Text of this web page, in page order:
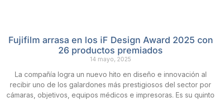
Fujifilm arrasa en los iF Design Award 2025 con
26 productos premiados
14 mayo, 2025
La compañía logra un nuevo hito en diseño e innovación al
recibir uno de los galardones más prestigiosos del sector por
cámaras, objetivos, equipos médicos e impresoras. Es su quinto